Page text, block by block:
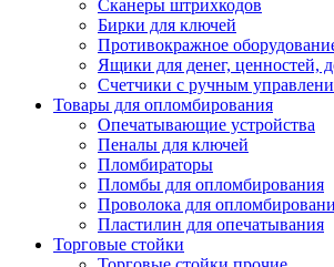
Сканеры штрихкодов
Бирки для ключей
Противокражное
Ящики для денег, ценностей,
Счетчики с ручным
Товары для опломбирования
Опечатывающие устройства
Пеналы для ключей
Пломбираторы
Пломбы для опломбирования
Проволока для
Пластилин для опечатывания
Торговые стойки